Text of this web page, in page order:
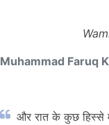
Muhammad Faruq
और रात के कुछ हिस्से